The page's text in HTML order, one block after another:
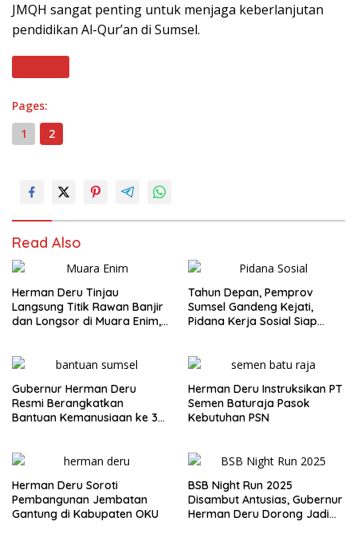
JMQH sangat penting untuk menjaga keberlanjutan
pendidikan Al-Qur’an di Sumsel.
Pages:
1
2
Read Also
Herman Deru Tinjau
Langsung Titik Rawan Banjir
dan Longsor di Muara Enim,
Tahun Depan, Pemprov
Sumsel Gandeng Kejati,
Pidana Kerja Sosial Siap
Gubernur Herman Deru
Resmi Berangkatkan
Bantuan Kemanusiaan ke 3
Herman Deru Instruksikan PT
Semen Baturaja Pasok
Kebutuhan PSN
Herman Deru Soroti
Pembangunan Jembatan
Gantung di Kabupaten OKU
BSB Night Run 2025
Disambut Antusias, Gubernur
Herman Deru Dorong Jadi